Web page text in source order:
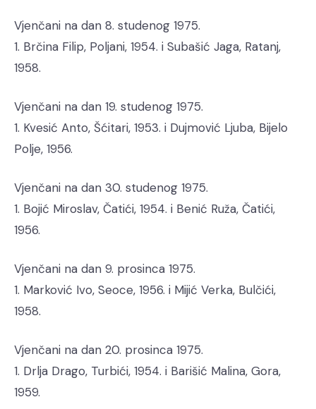
Vjenčani na dan 8. studenog 1975.
1. Brčina Filip, Poljani, 1954. i Subašić Jaga, Ratanj,
1958.
Vjenčani na dan 19. studenog 1975.
1. Kvesić Anto, Šćitari, 1953. i Dujmović Ljuba, Bijelo
Polje, 1956.
Vjenčani na dan 30. studenog 1975.
1. Bojić Miroslav, Čatići, 1954. i Benić Ruža, Čatići,
1956.
Vjenčani na dan 9. prosinca 1975.
1. Marković Ivo, Seoce, 1956. i Mijić Verka, Bulčići,
1958.
Vjenčani na dan 20. prosinca 1975.
1. Drlja Drago, Turbići, 1954. i Barišić Malina, Gora,
1959.